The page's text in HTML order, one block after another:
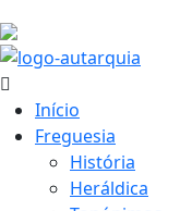
Início
Freguesia
História
Heráldica